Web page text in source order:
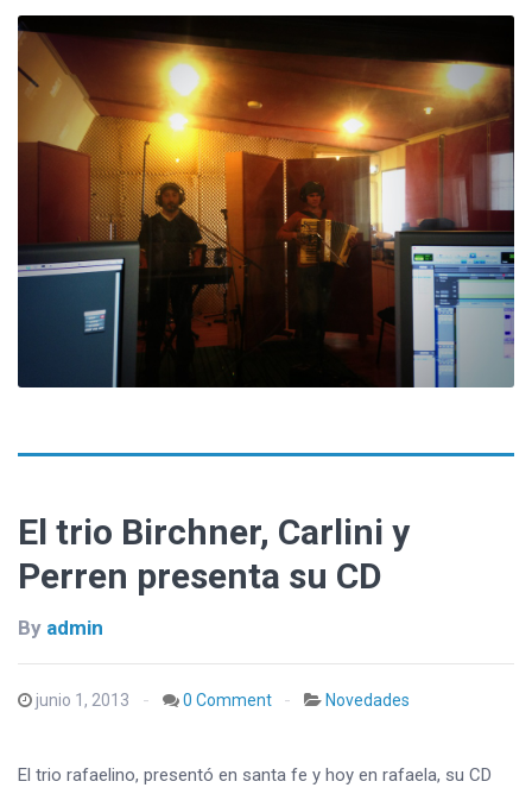
El trio Birchner, Carlini y
Perren presenta su CD
By admin
junio 1, 2013 0 Comment Novedades
El trio rafaelino, presentó en santa fe y hoy en rafaela, su CD